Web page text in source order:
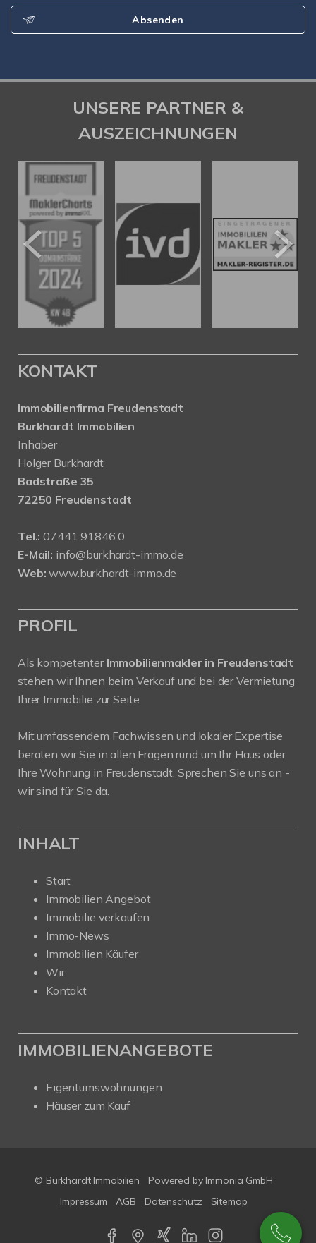
Absenden
UNSERE PARTNER &
AUSZEICHNUNGEN
KONTAKT
Immobilienfirma Freudenstadt
Burkhardt Immobilien
Inhaber
Holger Burkhardt
Badstraße 35
72250 Freudenstadt
Tel.: 07441 91846 0
E-Mail: info@burkhardt-immo.de
Web: www.burkhardt-immo.de
PROFIL
Als kompetenter Immobilienmakler in Freudenstadt
stehen wir Ihnen beim Verkauf und bei der Vermietung
Ihrer Immobilie zur Seite.
Mit umfassendem Fachwissen und lokaler Expertise
beraten wir Sie in allen Fragen rund um Ihr Haus oder
Ihre Wohnung in Freudenstadt. Sprechen Sie uns an -
wir sind für Sie da.
INHALT
Start
Immobilien Angebot
Immobilie verkaufen
Immo-News
Immobilien Käufer
Wir
Kontakt
IMMOBILIENANGEBOTE
Eigentumswohnungen
Häuser zum Kauf
© Burkhardt Immobilien
Powered by Immonia GmbH
Impressum
AGB Datenschutz Sitemap